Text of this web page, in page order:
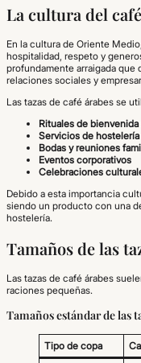
La cultura del
En la cultura de Oriente
hospitalidad, respeto y
profundamente arraigada que
relaciones sociales y
Las tazas de café árabes se
Rituales de
Servicios de
Bodas y reuniones
Eventos corporativos
Celebraciones
Debido a esta importancia
siendo un producto con una
hostelería.
Tamaños de las
Las tazas de café árabes
raciones pequeñas.
Tamaños estándar de las
Tipo de copa